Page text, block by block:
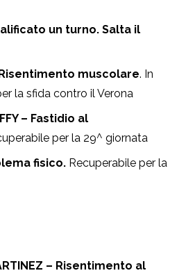
un turno. Salta il
Risentimento muscolare. In
la sfida contro il Verona
– Fastidio al
per la 29^ giornata
fisico. Recuperabile per la
– Risentimento al